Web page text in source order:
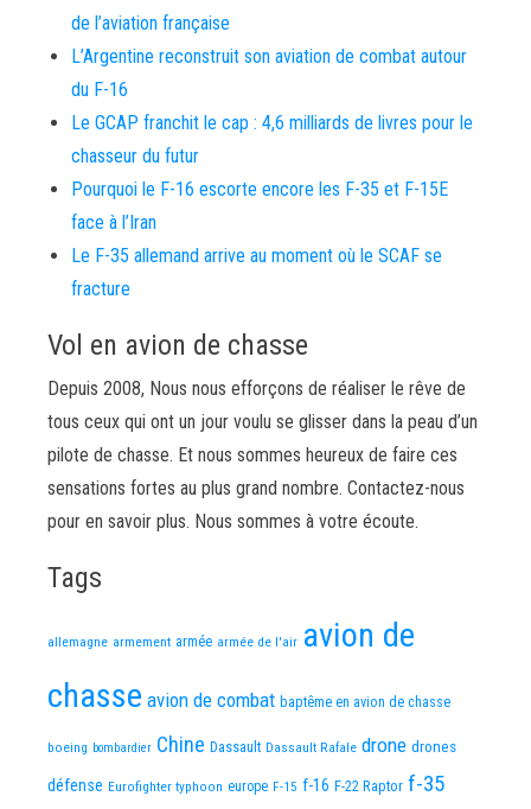
de l’aviation française
L’Argentine reconstruit son aviation de combat autour
du F-16
Le GCAP franchit le cap : 4,6 milliards de livres pour le
chasseur du futur
Pourquoi le F-16 escorte encore les F-35 et F-15E
face à l’Iran
Le F-35 allemand arrive au moment où le SCAF se
fracture
Vol en avion de chasse
Depuis 2008, Nous nous efforçons de réaliser le rêve de
tous ceux qui ont un jour voulu se glisser dans la peau d’un
pilote de chasse. Et nous sommes heureux de faire ces
sensations fortes au plus grand nombre. Contactez-nous
pour en savoir plus. Nous sommes à votre écoute.
Tags
allemagne armement armée armée de l'air avion de
chasse avion de combat baptême en avion de chasse
boeing bombardier Chine Dassault Dassault Rafale drone drones
défense Eurofighter typhoon europe F-15 f-16 F-22 Raptor f-35